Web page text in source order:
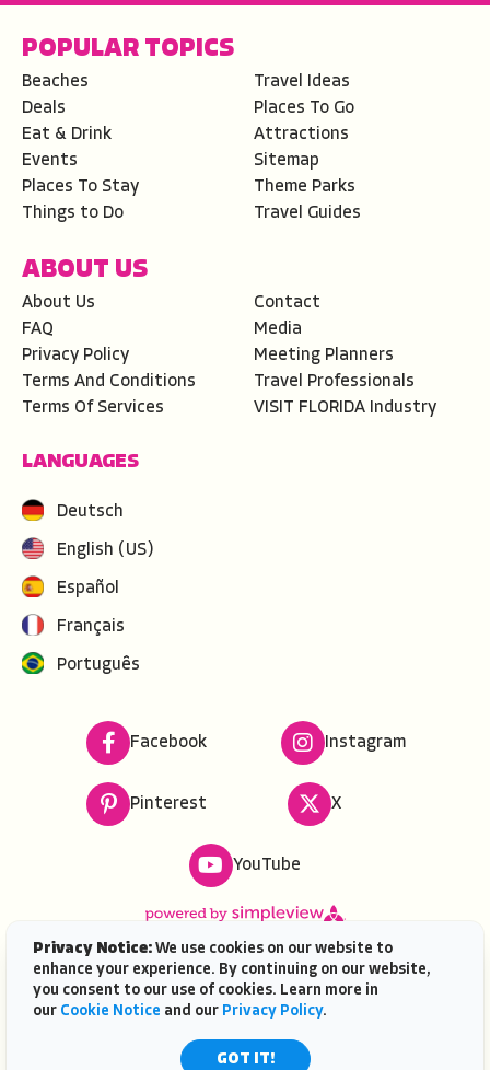
POPULAR TOPICS
Beaches
Deals
Eat & Drink
Events
Places To Stay
Things to Do
Travel Ideas
Places To Go
Attractions
Sitemap
Theme Parks
Travel Guides
ABOUT US
About Us
FAQ
Privacy Policy
Terms And Conditions
Terms Of Services
Contact
Media
Meeting Planners
Travel Professionals
VISIT FLORIDA Industry
LANGUAGES
Deutsch
English (US)
Español
Français
Português
Facebook Instagram
Pinterest X
YouTube
Copyright ©2026VISIT FLORIDA. All rights reserved.
VISIT FLORIDA® is a service mark of the Florida Tourism
Industry Marketing Corporation, d/b/a VISIT FLORIDA,
registered in the U.S. Patent & Trademark Office. |
Privacy Notice: We use cookies on our website to
enhance your experience. By continuing on our website,
you consent to our use of cookies. Learn more in
our Cookie Notice and our Privacy Policy.
GOT IT!